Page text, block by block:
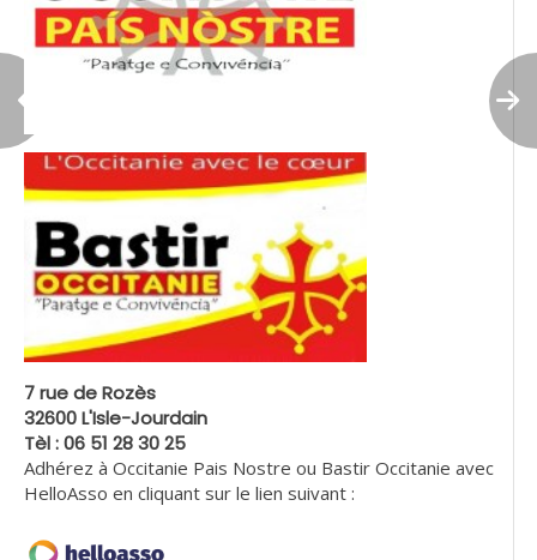
7 rue de Rozès
32600 L'Isle-Jourdain
Tèl : 06 51 28 30 25
Adhérez à Occitanie Pais Nostre ou Bastir Occitanie avec
HelloAsso en cliquant sur le lien suivant :